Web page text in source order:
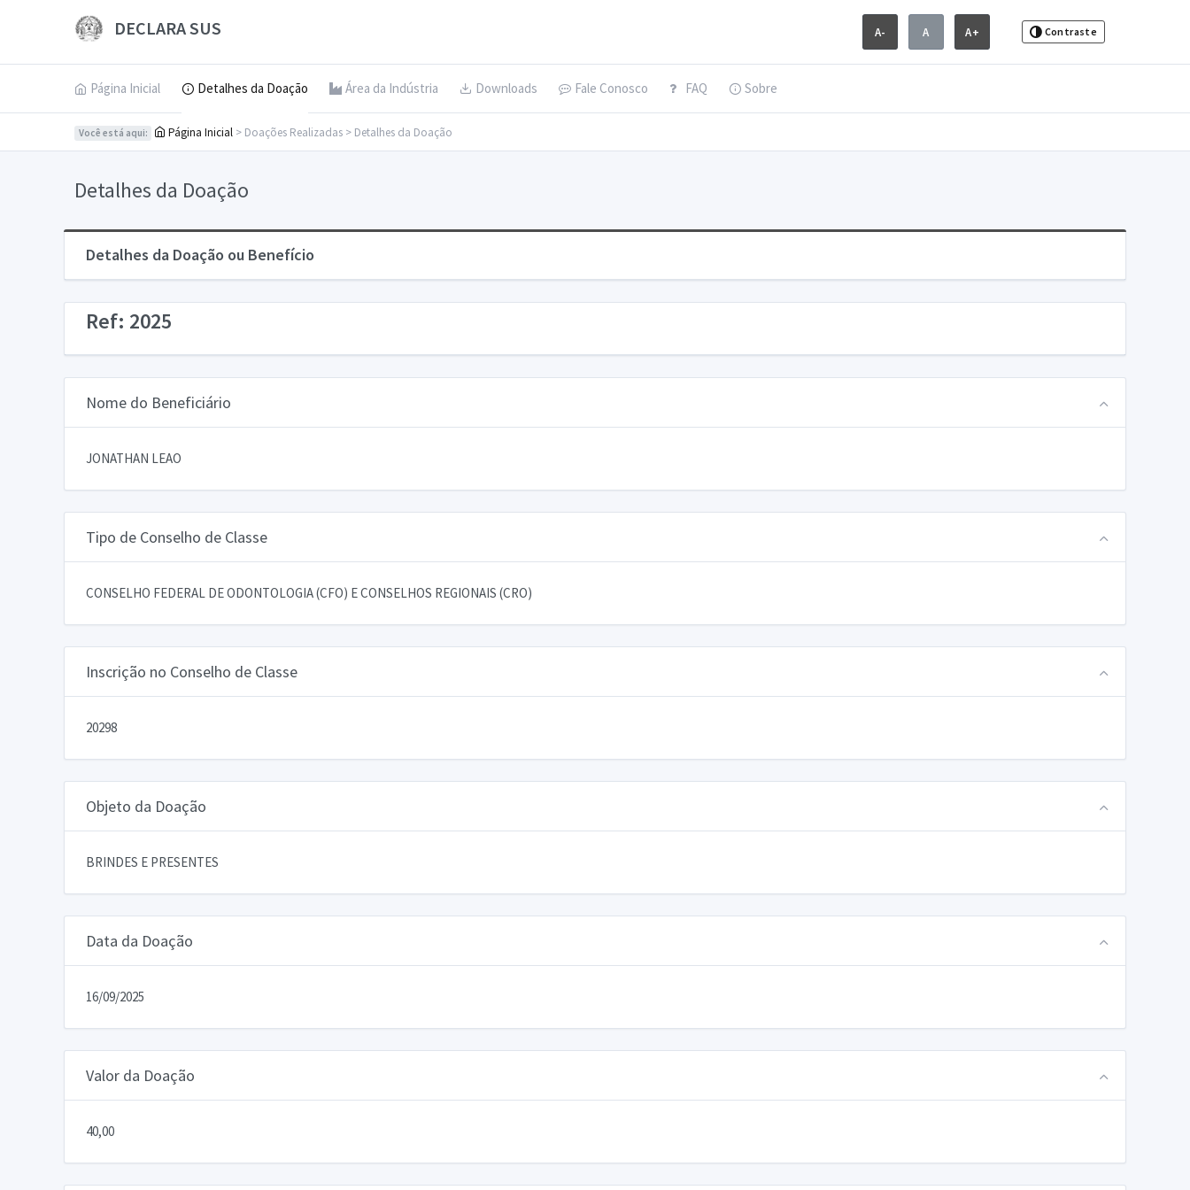
DECLARA SUS A- A A+ Contraste
Página Inicial Detalhes da Doação Área da Indústria Downloads Fale Conosco FAQ Sobre
Você está aqui: Página Inicial > Doações Realizadas > Detalhes da Doação
Detalhes da Doação
Detalhes da Doação ou Benefício
Ref: 2025
Nome do Beneficiário
JONATHAN LEAO
Tipo de Conselho de Classe
CONSELHO FEDERAL DE ODONTOLOGIA (CFO) E CONSELHOS REGIONAIS (CRO)
Inscrição no Conselho de Classe
20298
Objeto da Doação
BRINDES E PRESENTES
Data da Doação
16/09/2025
Valor da Doação
40,00